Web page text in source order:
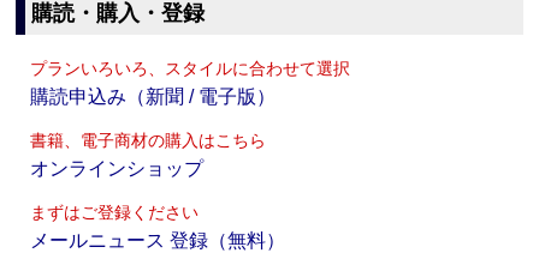
購読・購入・登録
プランいろいろ、スタイルに合わせて選択
購読申込み（新聞 / 電子版）
書籍、電子商材の購入はこちら
オンラインショップ
まずはご登録ください
メールニュース 登録（無料）